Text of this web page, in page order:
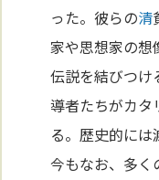
った。彼らの清
家や思想家の想
伝説を結びつけ
導者たちがカタ
る。歴史的に
今もなお、多く